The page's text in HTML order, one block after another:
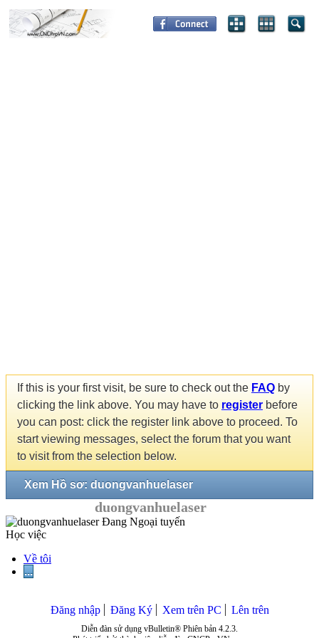
If this is your first visit, be sure to check out the FAQ by
clicking the link above. You may have to register before
you can post: click the register link above to proceed. To
start viewing messages, select the forum that you want
to visit from the selection below.
Xem Hồ sơ: duongvanhuelaser
duongvanhuelaser
Học việc
Về tôi
...
Đăng nhập Đăng Ký Xem trên PC Lên trên
Diễn đàn sử dụng vBulletin® Phiên bản 4.2.3.